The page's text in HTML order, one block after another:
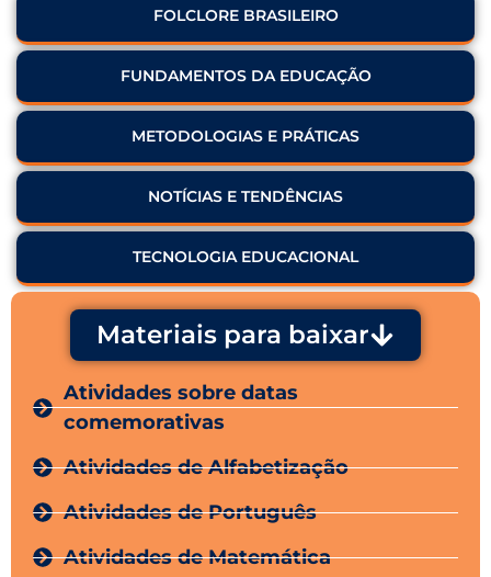
FOLCLORE BRASILEIRO
FUNDAMENTOS DA EDUCAÇÃO
METODOLOGIAS E PRÁTICAS
NOTÍCIAS E TENDÊNCIAS
TECNOLOGIA EDUCACIONAL
Materiais para baixar
Atividades sobre datas
comemorativas
Atividades de Alfabetização
Atividades de Português
Atividades de Matemática